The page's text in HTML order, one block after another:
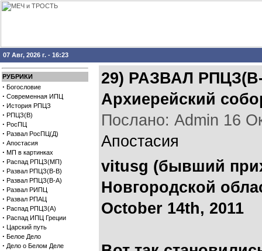
07 Авг, 2026 г. - 16:23
РУБРИКИ
· Богословие
· Современная ИПЦ
· История РПЦЗ
· РПЦЗ(В)
· РосПЦ
· Развал РосПЦ(Д)
· Апостасия
· МП в картинках
· Распад РПЦЗ(МП)
· Развал РПЦЗ(В-В)
· Развал РПЦЗ(В-А)
· Развал РИПЦ
· Развал РПАЦ
· Распад РПЦЗ(А)
· Распад ИПЦ Греции
· Царский путь
· Белое Дело
· Дело о Белом Деле
29) РАЗВАЛ
Архиерейский
Послано: Admin 16
Апостасия
vitusg (бывший
Новгородской
October 14th, 2011